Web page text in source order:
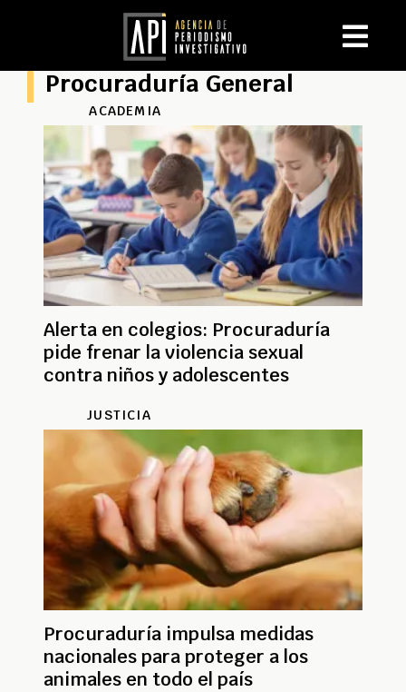
Procuraduría General
ACADEMIA
Alerta en colegios: Procuraduría
pide frenar la violencia sexual
contra niños y adolescentes
JUSTICIA
Procuraduría impulsa medidas
nacionales para proteger a los
animales en todo el país